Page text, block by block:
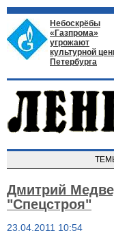
Небоскрёбы
«Газпрома»
угрожают
культурной
Петербурга
Дмитрий
"Спецстроя"
23.04.2011 10:54